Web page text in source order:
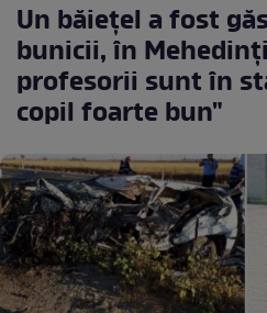
Un băieţel a fost
bunicii, în
profesorii sunt în
copil foarte bun"